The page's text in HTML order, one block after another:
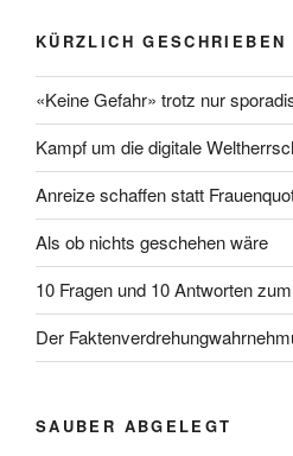
KÜRZLICH GESCHRIEBEN
«Keine Gefahr» trotz nur
Kampf um die digitale
Anreize schaffen statt
Als ob nichts geschehen wäre
10 Fragen und 10 Antworten
Der
SAUBER ABGELEGT